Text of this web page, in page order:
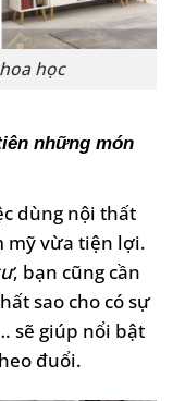
học
những món
dùng nội thất
mỹ vừa tiện lợi.
, bạn cũng cần
sao cho có sự
sẽ giúp nổi bật
đuổi.